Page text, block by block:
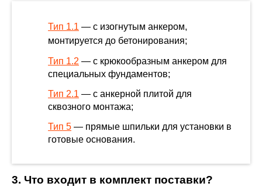
Тип 1.1 — с изогнутым анкером,
монтируется до бетонирования;
Тип 1.2 — с крюкообразным анкером для
специальных фундаментов;
Тип 2.1 — с анкерной плитой для
сквозного монтажа;
Тип 5 — прямые шпильки для установки в
готовые основания.
3. Что входит в комплект поставки?